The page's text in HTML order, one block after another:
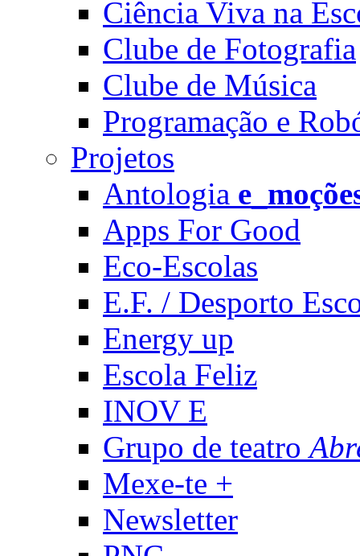
Ciência Viva na
Clube de Fotografia
Clube de Música
Programação e
Projetos
Antologia
Apps For Good
Eco-Escolas
E.F. / Desporto
Energy up
Escola Feliz
INOV E
Grupo de teatro
Mexe-te +
Newsletter